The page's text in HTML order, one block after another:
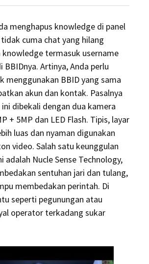
menghapus knowledge di panel
cuma chat yang hilang
knowledge termasuk username
BBIDnya. Artinya, Anda perlu
menggunakan BBID yang sama
akun dan kontak. Pasalnya
dibekali dengan dua kamera
+ 5MP dan LED Flash. Tipis, layar
luas dan nyaman digunakan
video. Salah satu keunggulan
adalah Nucle Sense Technology,
sentuhan jari dan tulang,
membedakan perintah. Di
seperti pegunungan atau
operator terkadang sukar